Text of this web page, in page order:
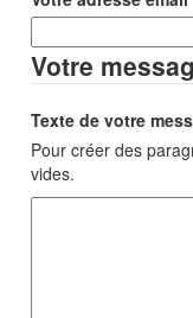
Votre
Texte de votre
Pour créer des
vides.